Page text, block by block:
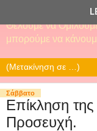
Θέλουμε να
μπορούμε να
Σάββατο
Επίκληση
Προσευχή.